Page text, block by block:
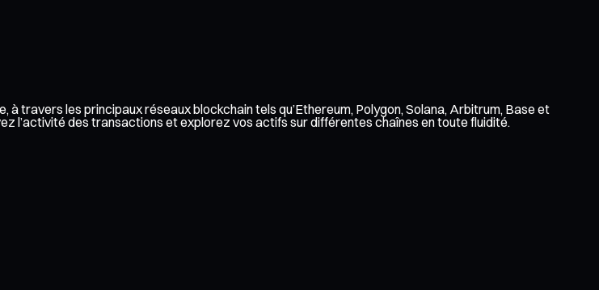
travers les principaux réseaux blockchain tels qu’Ethereum, Polygon, Solana, Arbitrum, Base et
l’activité des transactions et explorez vos actifs sur différentes chaînes en toute fluidité.